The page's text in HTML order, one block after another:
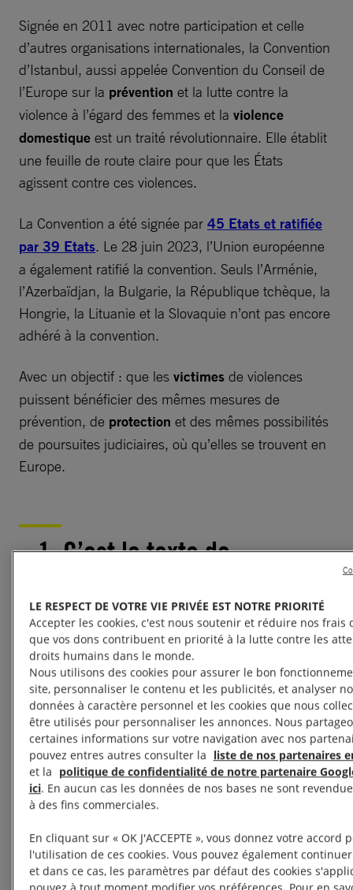
Signée en 2011 avec notre participation et celle
d’autres organisations internationales, la Convention
d’Istanbul, aussi appelée Convention du Conseil de
l’Europe sur la prévention et la lutte contre la
violence à l’égard des femmes et la violence
domestique est un traité révolutionnaire. Elle établit
une feuille de route claire pour que les États
agissent contre ces violences.
La Convention a été signée par 45 Etats et ratifiée
par 39 Etats. Le 28 juin 2023, l’Union européenne
a également ratifié la convention. Seuls l’Arménie,
l’Azerbaïdjan, la Bulgarie, la République tchèque, la
Hongrie, la Lituanie et la Slovaquie n’ont pas encore
adhéré à la convention.
Avec un objectif : que les victimes de violences
puissent bénéficier des mêmes mesures de
prévention, de protection et des mêmes possibilités
de poursuites judiciaires, où qu’elles se trouvent en
Europe.
1. C’est le texte de
contre les violences faites
aux femmes et aux filles
La Convention d’Istanbul est le traité international le
plus ambitieux pour éradiquer les violences contre
les femmes et les violences domestiques.
Elle impose notamment aux États de mettre en
place des mesures très concrètes :
des refuges en nombre suffisant
des centres de crise pour les
victimes de viol
LE RESPECT DE VOTRE VIE PRIVÉE EST NOTRE PRIORITÉ
Accepter les cookies, c'est nous soutenir et réduire nos frais
que vos dons contribuent en priorité à la lutte contre les
droits humains dans le monde.
Nous utilisons des cookies pour assurer le bon
site, personnaliser le contenu et les publicités, et analyser
données à caractère personnel et les cookies que nous
être utilisés pour personnaliser les annonces. Nous
certaines informations sur votre navigation avec nos
pouvez entres autres consulter la liste de nos partenaires
et la politique de confidentialité de notre partenaire
ici. En aucun cas les données de nos bases ne sont
à des fins commerciales.
En cliquant sur « OK J'ACCEPTE », vous donnez votre accord
l'utilisation de ces cookies. Vous pouvez également
et dans ce cas, les paramètres par défaut des cookies